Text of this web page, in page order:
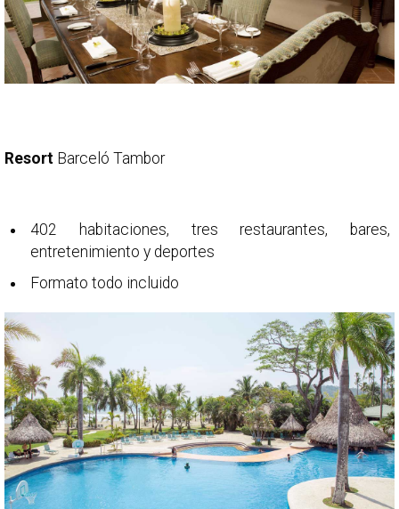
Resort Barceló Tambor
402 habitaciones, tres restaurantes, bares,
entretenimiento y deportes
Formato todo incluido